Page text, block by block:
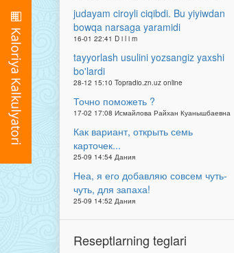
judayam ciroyli ciqibdi. Bu yiyiwdan
bowqa narsaga yaramidi
16-01 22:41 D i l i m
tayyorlash usulini yozsangiz yaxshi
bo'lardi
28-12 15:10 Topradio.zn.uz online
Точно поможеть ?
17-02 17:08 Исмайлова Райхан Куанышбаевна
Как вариант, открыть семь
карточек...
25-09 14:54 Дания
Неа, я его добавляю совсем чуть-
чуть, для запаха!
25-09 14:52 Дания
Reseptlarning teglari